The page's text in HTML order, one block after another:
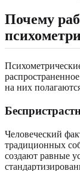
Почему
на них
Человеческий
традиционных
создают равные